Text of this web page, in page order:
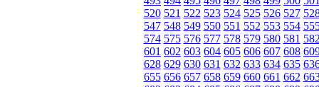
520 521 522 523 524 525 526 527
547 548 549 550 551 552 553 554
574 575 576 577 578 579 580 581
601 602 603 604 605 606 607 608
628 629 630 631 632 633 634 635
655 656 657 658 659 660 661 662